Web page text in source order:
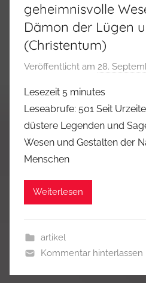
geheimnisvolle
Dämon der Lügen
(Christentum)
Veröffentlicht am 28.
Lesezeit 5 minutes
Leseabrufe: 501 Seit
düstere Legenden und
Wesen und Gestalten der
Menschen
Weiterlesen
artikel
Kommentar hinterlassen